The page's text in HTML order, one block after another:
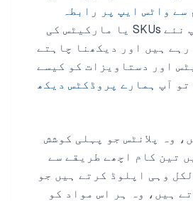
سے واٹس ایپ پر رابطہ
. اور اگر آپ نئے SKUs یا مارکیٹس کی
ہیں اور دیکھنا چاہتے
اور دستاویزات کو کیسے
تو آپ ہمارے پروڈکٹس دیکھ
وہ پلانٹس جو پہلی کوشش
تین کام اچھے طریقے سے
وہی اپلوڈ کرتے ہیں جو
ہیں، وہ ہر اس مواد کو